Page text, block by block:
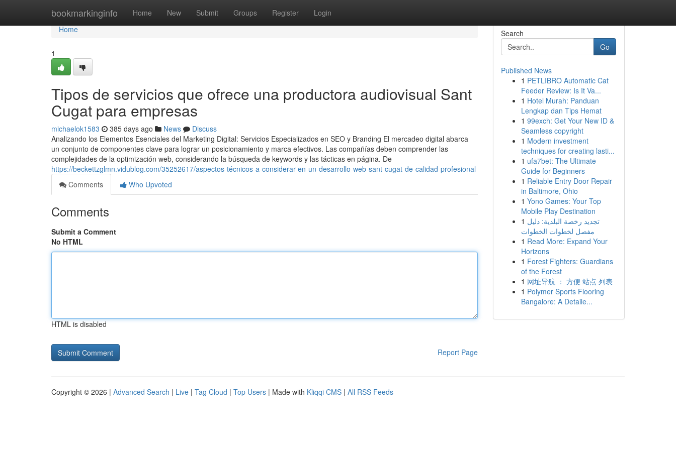
bookmarkinginfo Home New Submit Groups Register Login
Home
Home
1
Tipos de servicios que ofrece una productora audiovisual Sant
Cugat para empresas
michaelok1583 385 days ago News
Discuss
Analizando los Elementos Esenciales del Marketing Digital: Servicios Especializados en SEO y Branding El mercadeo digital abarca
un conjunto de componentes clave para lograr un posicionamiento y marca efectivos. Las compañías deben comprender las
complejidades de la optimización web, considerando la búsqueda de keywords y las tácticas en página. De
https://beckettzglmn.vidublog.com/35252617/aspectos-técnicos-a-considerar-en-un-desarrollo-web-sant-cugat-de-calidad-profesional
Comments
Who Upvoted
Comments
Submit a Comment
No HTML
HTML is disabled
Report Page
Search
Go
Published News
1 PETLIBRO Automatic Cat
Feeder Review: Is It Va...
1 Hotel Murah: Panduan
Lengkap dan Tips Hemat
1 99exch: Get Your New ID &
Seamless copyright
1 Modern investment
techniques for creating lasti...
1 ufa7bet: The Ultimate
Guide for Beginners
1 Reliable Entry Door Repair
in Baltimore, Ohio
1 Yono Games: Your Top
Mobile Play Destination
1 تجديد رخصة البلدية: دليل
مفصل لخطوات الخطوات
1 Read More: Expand Your
Horizons
1 Forest Fighters: Guardians
of the Forest
1 网址导航 ： 方便 站点 列表
1 Polymer Sports Flooring
Bangalore: A Detaile...
Copyright © 2026 | Advanced Search | Live | Tag Cloud | Top Users | Made with Kliqqi CMS | All RSS Feeds